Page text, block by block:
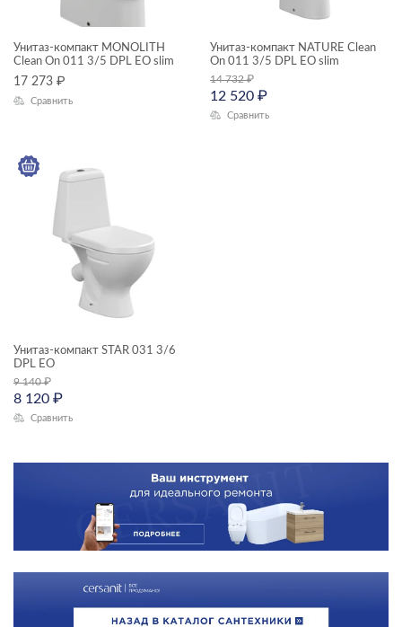
Унитаз-компакт MONOLITH
Clean On 011 3/5 DPL EO slim
17 273 ₽
Сравнить
Унитаз-компакт NATURE Clean
On 011 3/5 DPL EO slim
14 732₽
12 520 ₽
Сравнить
Унитаз-компакт STAR 031 3/6
DPL EO
9 140₽
8 120 ₽
Сравнить